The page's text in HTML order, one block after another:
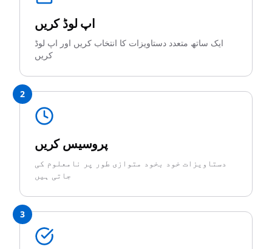
اپ لوڈ کریں
ایک ساتھ متعدد دستاویزات کا انتخاب کریں اور اپ لوڈ
کریں
2
پروسیس کریں
دستاویزات خود بخود متوازی طور پر نامعلوم کی
جاتی ہیں
3